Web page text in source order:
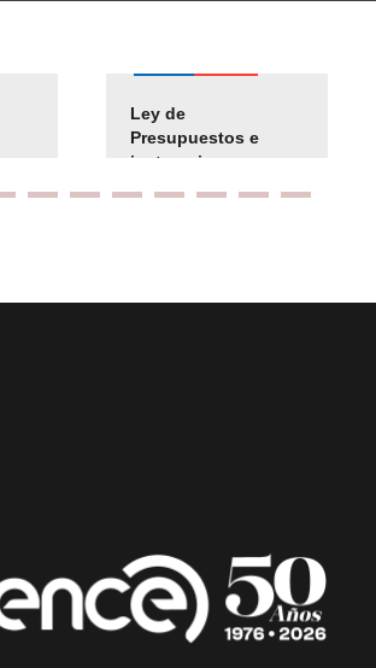
Ley de
Presupuestos e
instrucciones